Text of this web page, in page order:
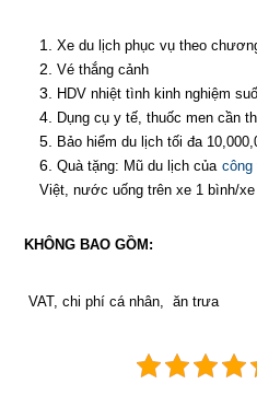
Xe du lịch phục vụ theo
Vé thắng cảnh
HDV nhiệt tình kinh nghiệm
Dụng cụ y tế, thuốc men cần
Bảo hiểm du lịch tối đa
Quà tặng: Mũ du lịch của công
Việt, nước uống trên xe 1 bình/xe
KHÔNG BAO GỒM:
VAT, chi phí cá nhân, ăn trưa